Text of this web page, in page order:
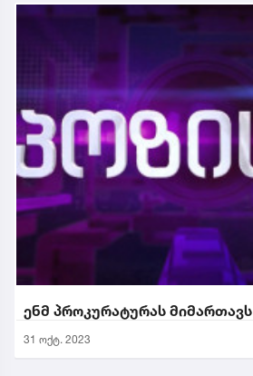
ენმ პროკურატურას მიმართავს
31 ოქტ. 2023